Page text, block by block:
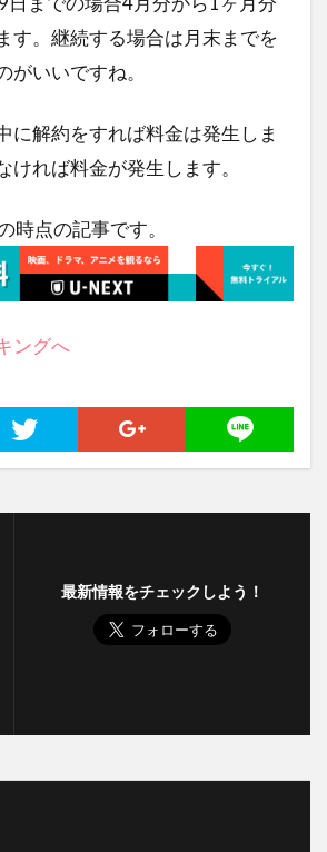
す。継続する場合は月末までを
がいいですね。
に解約をすれば料金は発生しま
ければ料金が発生します。
時点の記事です。
ングへ
最新情報をチェックしよう！